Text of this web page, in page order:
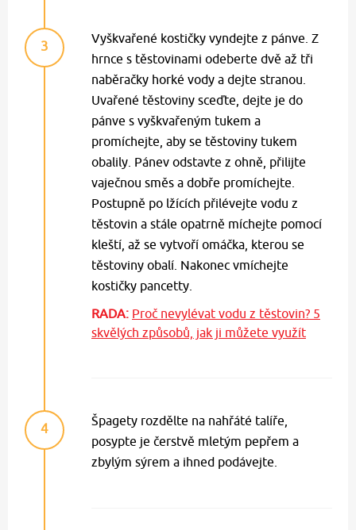
3
Vyškvařené kostičky vyndejte z pánve. Z
hrnce s těstovinami odeberte dvě až tři
naběračky horké vody a dejte stranou.
Uvařené těstoviny sceďte, dejte je do
pánve s vyškvařeným tukem a
promíchejte, aby se těstoviny tukem
obalily. Pánev odstavte z ohně, přilijte
vaječnou směs a dobře promíchejte.
Postupně po lžících přilévejte vodu z
těstovin a stále opatrně míchejte pomocí
kleští, až se vytvoří omáčka, kterou se
těstoviny obalí. Nakonec vmíchejte
kostičky pancetty.
RADA: Proč nevylévat vodu z těstovin? 5
skvělých způsobů, jak ji můžete využít
4
Špagety rozdělte na nahřáté talíře,
posypte je čerstvě mletým pepřem a
zbylým sýrem a ihned podávejte.